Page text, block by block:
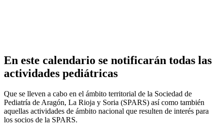
En este calendario se notificarán todas las
actividades pediátricas
Que se lleven a cabo en el ámbito territorial de la Sociedad de
Pediatría de Aragón, La Rioja y Soria (SPARS) así como también
aquellas actividades de ámbito nacional que resulten de interés para
los socios de la SPARS.